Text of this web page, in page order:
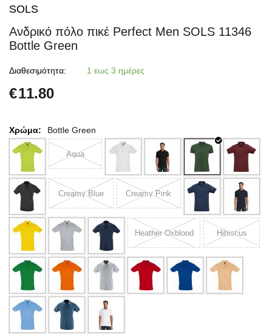
SOLS
Ανδρικό πόλο πικέ Perfect Men SOLS 11346
Bottle Green
Διαθεσιμότητα: 1 εως 3 ημέρες
€11.80
Χρώμα: Bottle Green
Aqua
Creamy Blue Creamy Pink
Heather Oxblood Hibiscus